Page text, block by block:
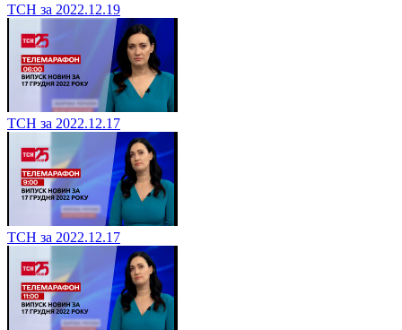
ТСН за 2022.12.19
ТСН за 2022.12.17
ТСН за 2022.12.17